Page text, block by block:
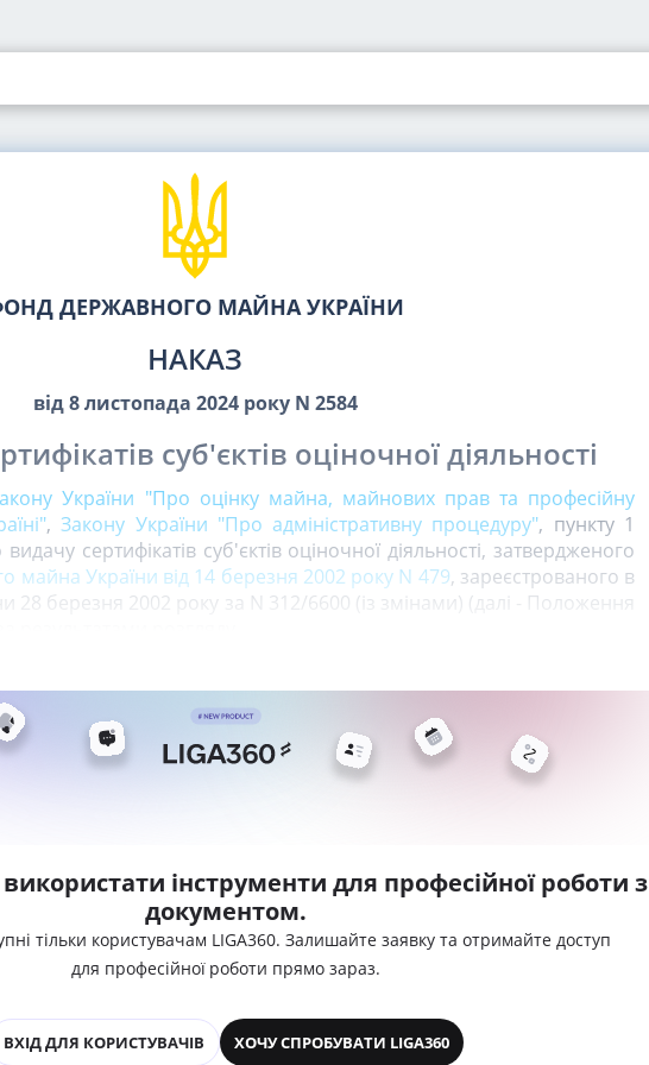
ДЕРЖАВНОГО МАЙНА УКРАЇНИ
НАКАЗ
від 8 листопада 2024 року N 2584
суб'єктів оціночної діяльності
України "Про оцінку майна, майнових прав та професійну
,Закону України "Про адміністративну процедуру", пункту 1
сертифікатів суб'єктів оціночної діяльності, затвердженого
майна України від 14 березня 2002 року N 479, зареєстрованого в
28 березня 2002 року за N 312/6600 (із змінами) (далі - Положення
інструменти для професійної роботи з
документом.
тільки користувачам LIGA360. Залишайте заявку та отримайте доступ
для професійної роботи прямо зараз.
ВХІД ДЛЯ КОРИСТУВАЧІВ ХОЧУ СПРОБУВАТИ LIGA360